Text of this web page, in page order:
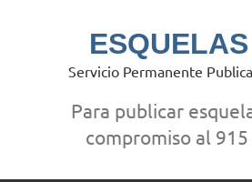
Servicio Permanente
Para publicar
compromiso al